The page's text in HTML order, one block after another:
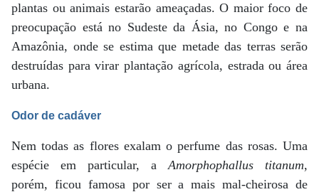
plantas ou animais estarão ameaçadas. O maior foco de
preocupação está no Sudeste da Ásia, no Congo e na
Amazônia, onde se estima que metade das terras serão
destruídas para virar plantação agrícola, estrada ou área
urbana.
Odor de cadáver
Nem todas as flores exalam o perfume das rosas. Uma
espécie em particular, aAmorphophallus titanum,
porém, ficou famosa por ser a mais mal-cheirosa de